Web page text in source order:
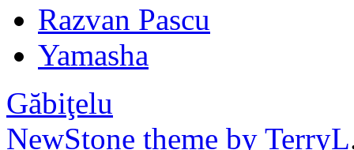
Razvan Pascu
Yamasha
Găbiţelu
NewStone theme by TerryL